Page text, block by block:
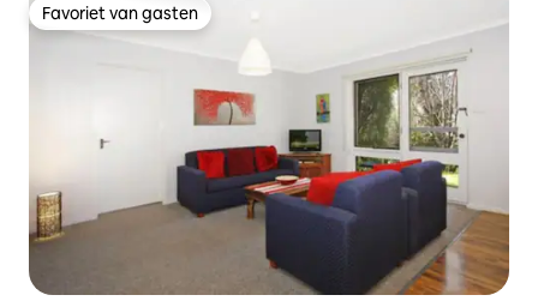
Favoriet van gasten
Favoriet van gasten